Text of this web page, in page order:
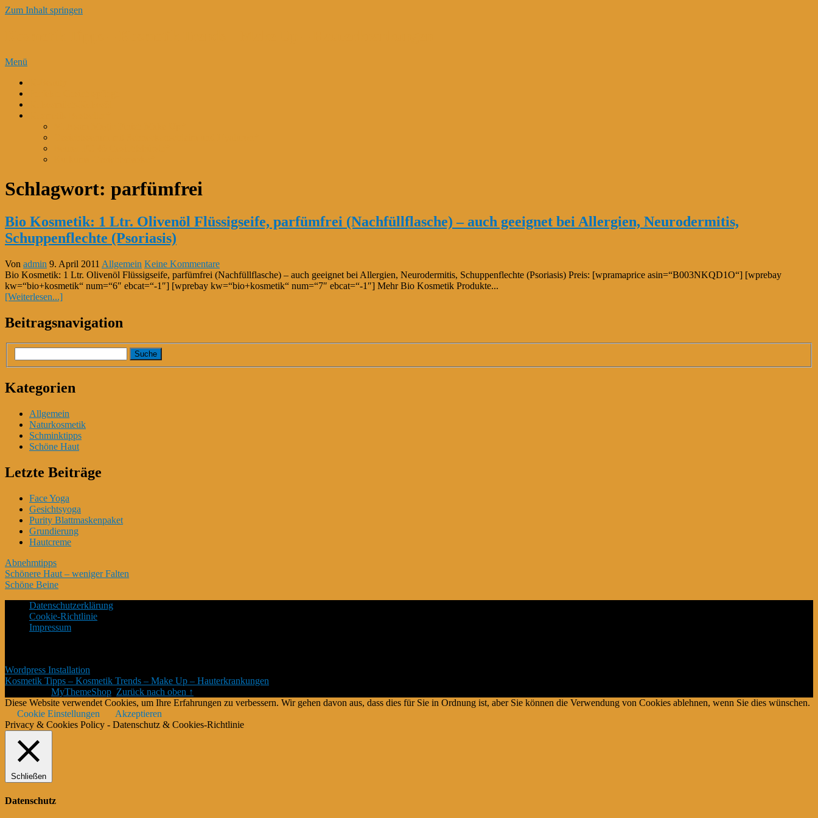
Zum Inhalt springen
Menü
Schlagwort: parfümfrei
Bio Kosmetik: 1 Ltr. Olivenöl Flüssigseife, parfümfrei (Nachfüllflasche) – auch geeignet bei Allergien, Neurodermitis,
Schuppenflechte (Psoriasis)
Von admin 9. April 2011 Allgemein Keine Kommentare
Bio Kosmetik: 1 Ltr. Olivenöl Flüssigseife, parfümfrei (Nachfüllflasche) – auch geeignet bei Allergien, Neurodermitis, Schuppenflechte (Psoriasis) Preis: [wpramaprice asin=“B003NKQD1O“] [wprebay
kw=“bio+kosmetik“ num=“6″ ebcat=“-1″] [wprebay kw=“bio+kosmetik“ num=“7″ ebcat=“-1″] Mehr Bio Kosmetik Produkte...
[Weiterlesen...]
Beitragsnavigation
Kategorien
Allgemein
Naturkosmetik
Schminktipps
Schöne Haut
Letzte Beiträge
Face Yoga
Gesichtsyoga
Purity Blattmaskenpaket
Grundierung
Hautcreme
Abnehmtipps
Schönere Haut – weniger Falten
Schöne Beine
Datenschutzerklärung
Cookie-Richtlinie
Impressum
Wordpress Installation
Kosmetik Tipps – Kosmetik Trends – Make Up – Hauterkrankungen
MyThemeShop Zurück nach oben ↑
Diese Website verwendet Cookies, um Ihre Erfahrungen zu verbessern. Wir gehen davon aus, dass dies für Sie in Ordnung ist, aber Sie können die Verwendung von Cookies ablehnen, wenn Sie dies wünschen.
Cookie Einstellungen
Akzeptieren
Privacy & Cookies Policy - Datenschutz & Cookies-Richtlinie
Schließen
Datenschutz